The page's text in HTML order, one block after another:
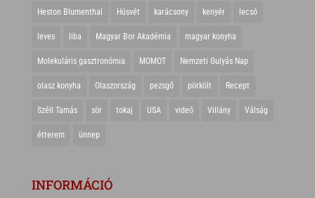
Heston Blumenthal Húsvét karácsony kenyér lecsó
leves liba Magyar Bor Akadémia magyar konyha
Molekuláris gasztronómia MOMOT Nemzeti Gulyás Nap
olasz konyha Olaszország pezsgő pörkölt Recept
Széll Tamás sör tokaj USA videó Villány Válság
étterem ünnep
INFORMÁCIÓ